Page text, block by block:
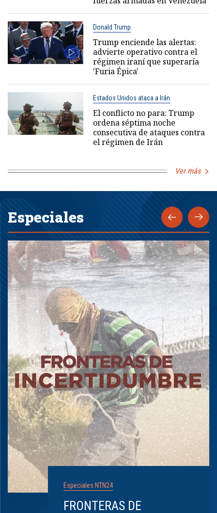
Donald Trump
Trump enciende las alertas:
advierte operativo contra el
régimen iraní que superaría
'Furia Épica'
Estados Unidos ataca a Irán
El conflicto no para: Trump
ordena séptima noche
consecutiva de ataques contra
el régimen de Irán
Ver más
Especiales
Especiales NTN24
FRONTERAS DE